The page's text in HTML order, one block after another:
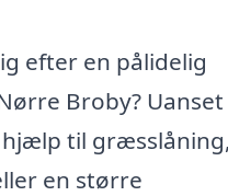
efter en pålidelig
Broby?
til græsslåning,
en større